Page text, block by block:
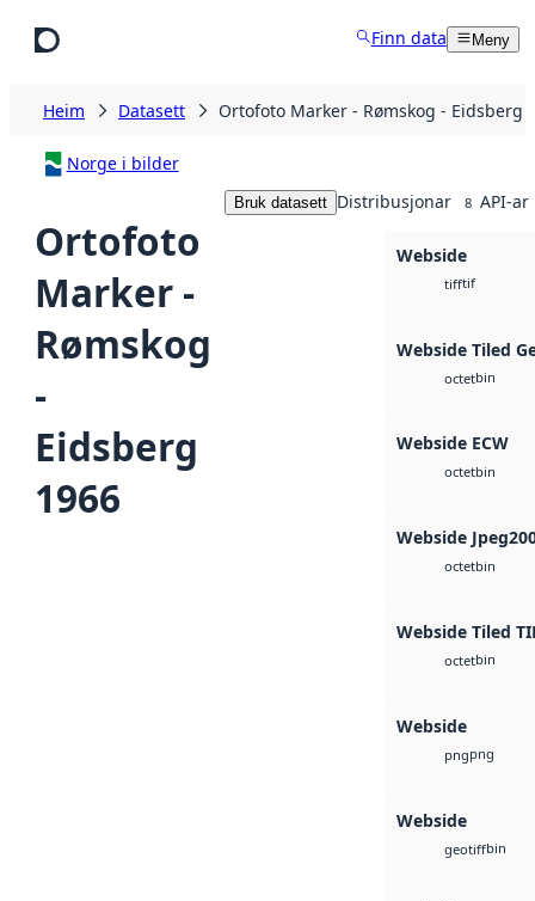
Finn data Meny
Heim Datasett Ortofoto Marker - Rømskog - Eidsberg
Norge i bilder
Ortofoto
Marker -
Rømskog
-
Eidsberg
1966
Bruk datasett Distribusjonar 8 API-ar
Webside
tifftif
Webside Tiled
octetbin
Webside ECW
octetbin
Webside
octetbin
Webside Tiled
octetbin
Webside
pngpng
Webside
geotiffbin